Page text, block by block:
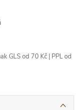
GLS od 70 Kč | PPL od